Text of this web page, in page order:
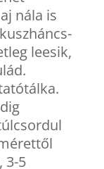
nála is
leesik,
3-5